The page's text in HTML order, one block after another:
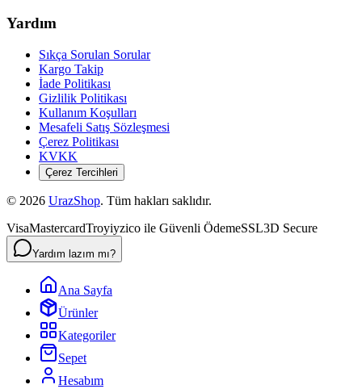
Yardım
Sıkça Sorulan Sorular
Kargo Takip
İade Politikası
Gizlilik Politikası
Kullanım Koşulları
Mesafeli Satış Sözleşmesi
Çerez Politikası
KVKK
Çerez Tercihleri
© 2026 UrazShop. Tüm hakları saklıdır.
VisaMastercardTroyiyzico ile Güvenli ÖdemeSSL3D Secure
Yardım lazım mı?
Ana Sayfa
Ürünler
Kategoriler
Sepet
Hesabım